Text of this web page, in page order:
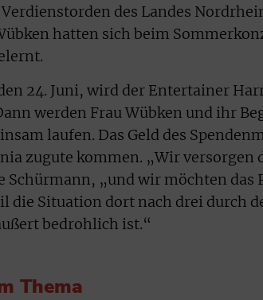
des Landes
hatten sich beim
24. Juni, wird der Entertainer
werden Frau Wübken und ihr
laufen. Das Geld des
zugute kommen. „Wir versorgen
Schürmann, „und wir möchten das
die Situation dort nach drei durch
bedrohlich ist.“
Thema